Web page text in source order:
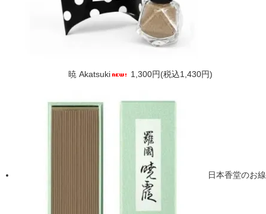
暁 Akatsuki 1,300円(税込1,430円)
日本香堂のお線